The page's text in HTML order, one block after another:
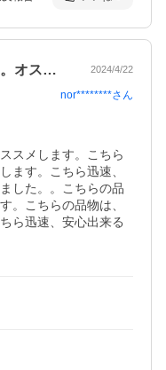
こちらの品物は、良い商品です。オススメ… 2024/4/22
nor********さん
スメします。こちら
ます。こちら迅速、
した。。こちらの品
。こちらの品物は、
ら迅速、安心出来る